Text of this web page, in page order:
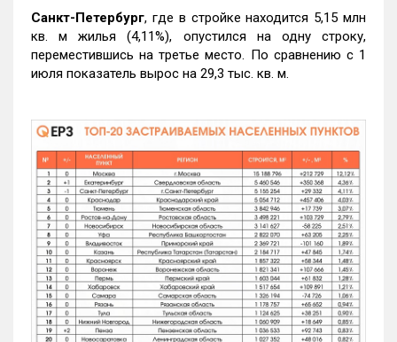
Санкт-Петербург, где в стройке находится 5,15 млн
кв. м жилья (4,11%), опустился на одну строку,
переместившись на третье место. По сравнению с 1
июля показатель вырос на 29,3 тыс. кв. м.